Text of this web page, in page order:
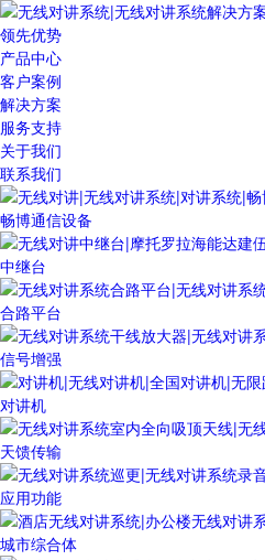
领先优势
产品中心
客户案例
解决方案
服务支持
关于我们
联系我们
畅博通信设备
中继台
合路平台
信号增强
对讲机
天馈传输
应用功能
城市综合体